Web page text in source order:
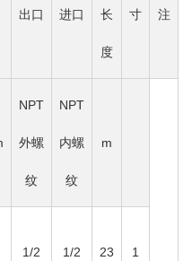
出口 进口 长
度
寸 注
NPT
外螺
纹
NPT
内螺
纹
m
1/2 1/2 23 1